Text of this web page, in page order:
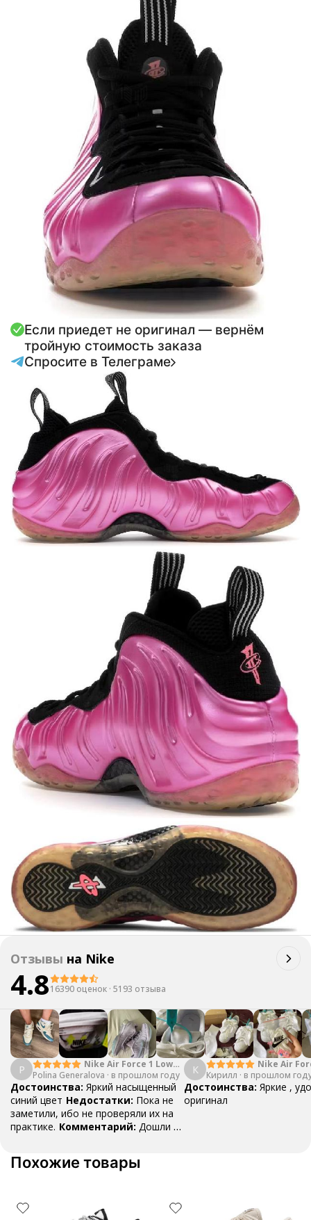
Если приедет не оригинал — вернём
тройную стоимость заказа
Спросите в Телеграме
Отзывы на Nike
4.816390 оценок · 5193 отзыва
P
Nike Air Force 1 Low
College Pack White
Blue
Polina Generalova · в прошлом году
Достоинства: Яркий насыщенный
синий цвет Недостатки: Пока не
заметили, ибо не проверяли их на
практике. Комментарий: Дошли за
К
Nike Air
Yellow
Кирилл · в прошлом
Достоинства: Яркие ,
оригинал
Похожие товары